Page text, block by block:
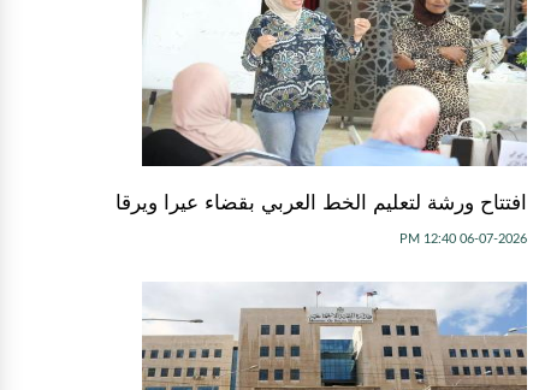
افتتاح ورشة لتعليم الخط العربي بقضاء عيرا ويرقا
06-07-2026 12:40 PM